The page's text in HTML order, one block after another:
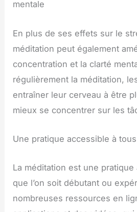
mentale
En plus de ses effets sur le
méditation peut également
concentration et la clarté
régulièrement la méditation,
entraîner leur cerveau à être
mieux se concentrer sur les
Une pratique accessible à tous
La méditation est une
que l’on soit débutant ou
nombreuses ressources en